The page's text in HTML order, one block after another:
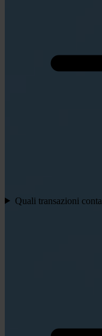
Quali transazioni